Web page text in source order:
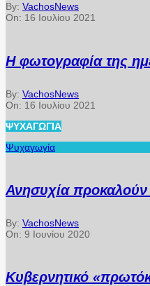
By: VachosNews
On: 16 Ιουλίου 2021
Η φωτογραφία της
By: VachosNews
On: 16 Ιουλίου 2021
ΨΥΧΑΓΩΓΊΑ
Ψυχαγωγία
Ανησυχία προκαλούν
By: VachosNews
On: 9 Ιουνίου 2020
Κυβερνητικό